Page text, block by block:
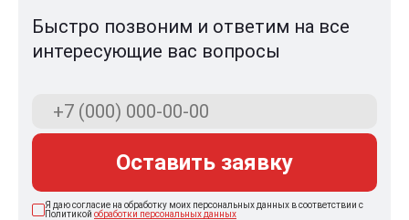
Быстро позвоним и ответим на все
интересующие вас вопросы
Оставить заявку
Я даю согласие на обработку моих персональных данных в соответствии с
Политикой обработки персональных данных